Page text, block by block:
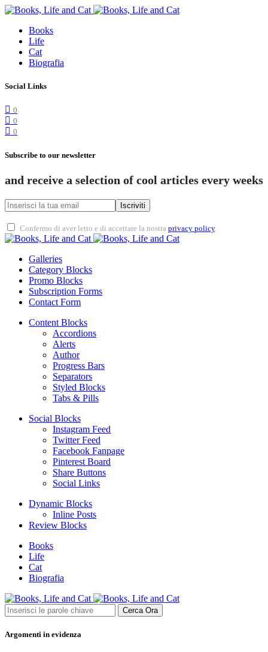
Books
Life
Cat
Biografia
Social Links
0
0
0
Subscribe to our newsletter
and receive a selection of cool articles every weeks
Iscriviti
Confermo di aver letto e di accettare la nostra privacy policy.
Galleries
Category Blocks
Promo Blocks
Subscription Forms
Contact Form
Content Blocks
Accordions
Alerts
Author
Progress Bars
Separators
Styled Blocks
Tabs & Pills
Social Blocks
Instagram Feed
Twitter Feed
Facebook Fanpage
Pinterest Board
Share Buttons
Social Links
Dynamic Blocks
Inline Posts
Review Blocks
Books
Life
Cat
Biografia
Cerca Ora
Argomenti in evidenza